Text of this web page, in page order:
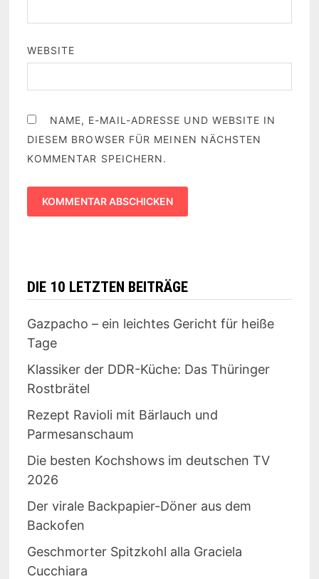
WEBSITE
NAME, E-MAIL-ADRESSE UND WEBSITE IN
DIESEM BROWSER FÜR MEINEN NÄCHSTEN
KOMMENTAR SPEICHERN.
DIE 10 LETZTEN BEITRÄGE
Gazpacho – ein leichtes Gericht für heiße
Tage
Klassiker der DDR-Küche: Das Thüringer
Rostbrätel
Rezept Ravioli mit Bärlauch und
Parmesanschaum
Die besten Kochshows im deutschen TV
2026
Der virale Backpapier-Döner aus dem
Backofen
Geschmorter Spitzkohl alla Graciela
Cucchiara